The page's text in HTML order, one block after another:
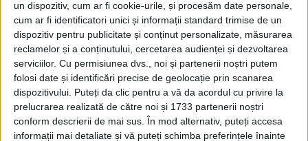
un dispozitiv, cum ar fi cookie-urile, și procesăm date personale,
cum ar fi identificatori unici și informații standard trimise de un
dispozitiv pentru publicitate și conținut personalizate, măsurarea
reclamelor și a conținutului, cercetarea audienței și dezvoltarea
serviciilor. Cu permisiunea dvs., noi și partenerii noștri putem
folosi date și identificări precise de geolocație prin scanarea
dispozitivului. Puteți da clic pentru a vă da acordul cu privire la
prelucrarea realizată de către noi și 1733 partenerii noștri
conform descrierii de mai sus. În mod alternativ, puteți accesa
informații mai detaliate și vă puteți schimba preferințele înainte
România Mare
Afaceri oneroase care au marcat România
modernă: Strousberg și Hallier
ETICHETE:
PUBLICAT IN CATEGORIILE:
AUGUST 2023
DISTRIBUIE ȘTIREA: FACEBOOK|TWITTER
DACĂ VA PLAC MATERIALELE PUBLICATE, VA INVITĂM SĂ NE URMĂRIȚI